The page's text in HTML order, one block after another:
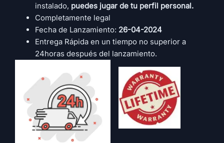
instalado, puedes jugar de tu perfil personal.
Completamente legal
Fecha de Lanzamiento: 26-04-2024
Entrega Rápida en un tiempo no superior a
24horas después del lanzamiento.